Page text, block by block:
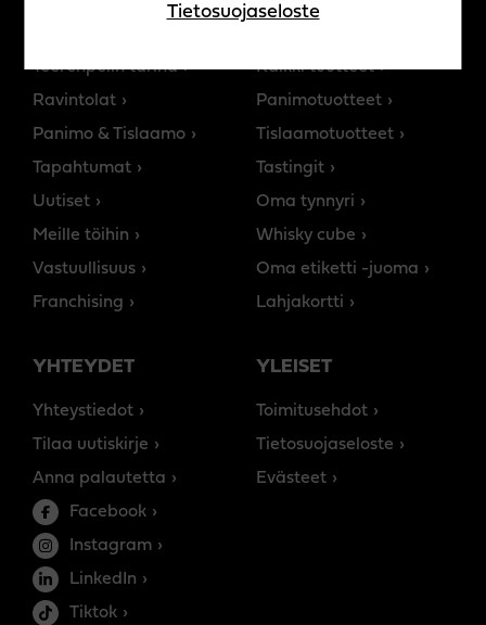
Tietosuojaseloste
Teerenpelin tarina
Ravintolat
Panimo & Tislaamo
Tapahtumat
Uutiset
Meille töihin
Vastuullisuus
Franchising
TUOTTEET
Kaikki tuotteet
Panimotuotteet
Tislaamotuotteet
Tastingit
Oma tynnyri
Whisky cube
Oma etiketti -juoma
Lahjakortti
YHTEYDET
Yhteystiedot
Tilaa uutiskirje
Anna palautetta
Facebook
Instagram
LinkedIn
Tiktok
YLEISET
Toimitusehdot
Tietosuojaseloste
Evästeet